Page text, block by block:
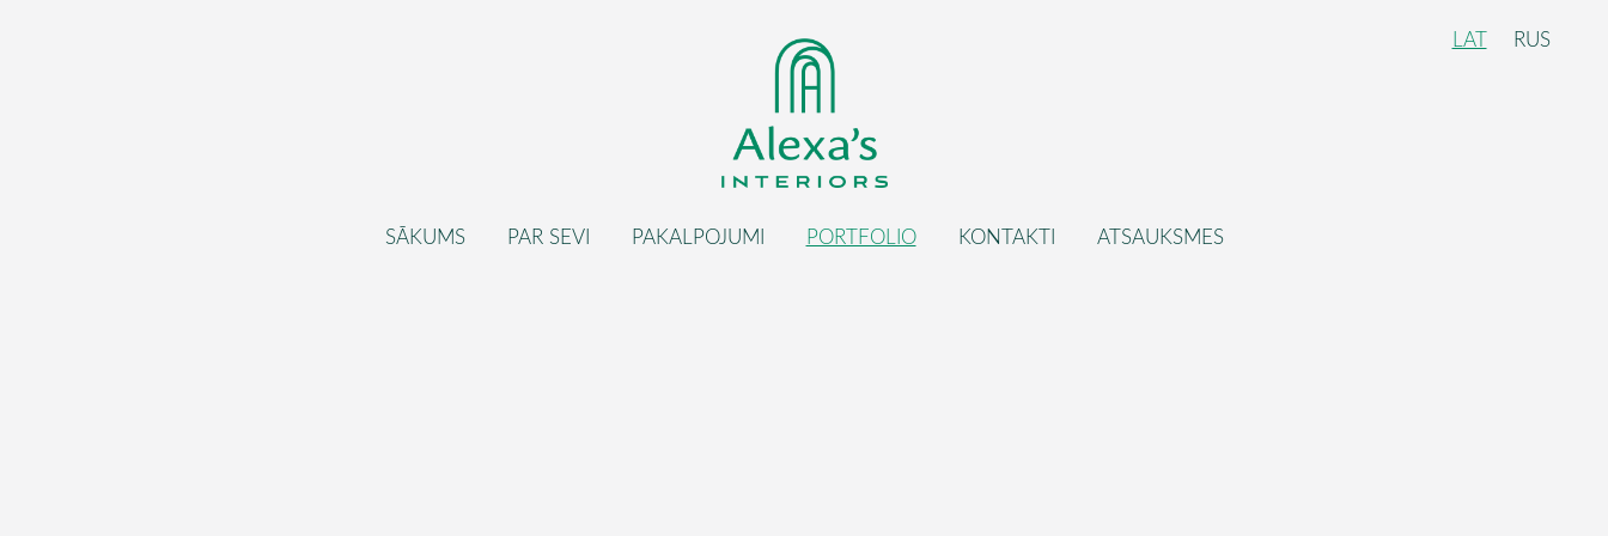
SĀKUMS PAR SEVI PAKALPOJUMI PORTFOLIO KONTAKTI ATSAUKSMES
LAT RUS